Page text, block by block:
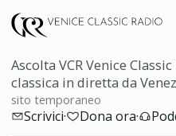
Ascolta VCR Venice
classica in diretta da
sito temporaneo
Scrivici· Dona ora·